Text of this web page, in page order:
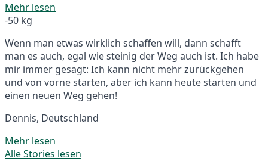
Mehr lesen
-50 kg
Wenn man etwas wirklich schaffen will, dann schafft
man es auch, egal wie steinig der Weg auch ist. Ich habe
mir immer gesagt: Ich kann nicht mehr zurückgehen
und von vorne starten, aber ich kann heute starten und
einen neuen Weg gehen!
Dennis, Deutschland
Mehr lesen
Alle Stories lesen